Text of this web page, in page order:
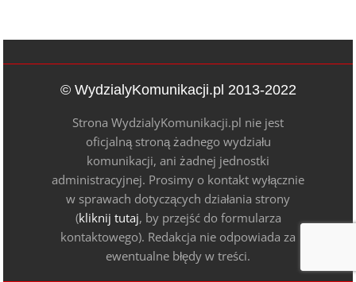
© WydzialyKomunikacji.pl 2013-2022
Strona WydzialyKomunikacji.pl nie jest
oficjalną stroną żadnego wydziału
komunikacji, ani żadnej jednostki
administracyjnej. Prosimy o kontakt wyłącznie
w sprawach dotyczących działania strony
(kliknij tutaj, by przejść do formularza
kontaktowego). Redakcja nie odpowiada za
ewentualne błędy w treści.